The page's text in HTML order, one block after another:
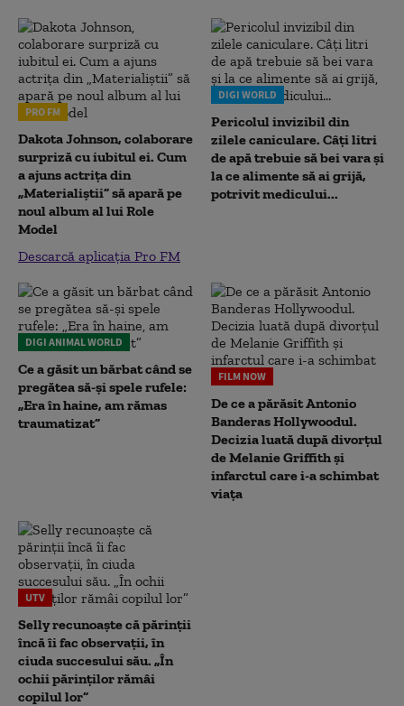
PRO FM
Dakota Johnson, colaborare
surpriză cu iubitul ei. Cum
a ajuns actrița din
„Materialiștii” să apară pe
noul album al lui Role
Model
Descarcă aplicația Pro FM
DIGI WORLD
Pericolul invizibil din
zilele caniculare. Câți litri
de apă trebuie să bei vara și
la ce alimente să ai grijă,
potrivit medicului...
DIGI ANIMAL WORLD
Ce a găsit un bărbat când se
pregătea să-și spele rufele:
„Era în haine, am rămas
traumatizat”
FILM NOW
De ce a părăsit Antonio
Banderas Hollywoodul.
Decizia luată după divorțul
de Melanie Griffith și
infarctul care i-a schimbat
viața
UTV
Selly recunoaște că părinții
încă îi fac observații, în
ciuda succesului său. „În
ochii părinților rămâi
copilul lor”